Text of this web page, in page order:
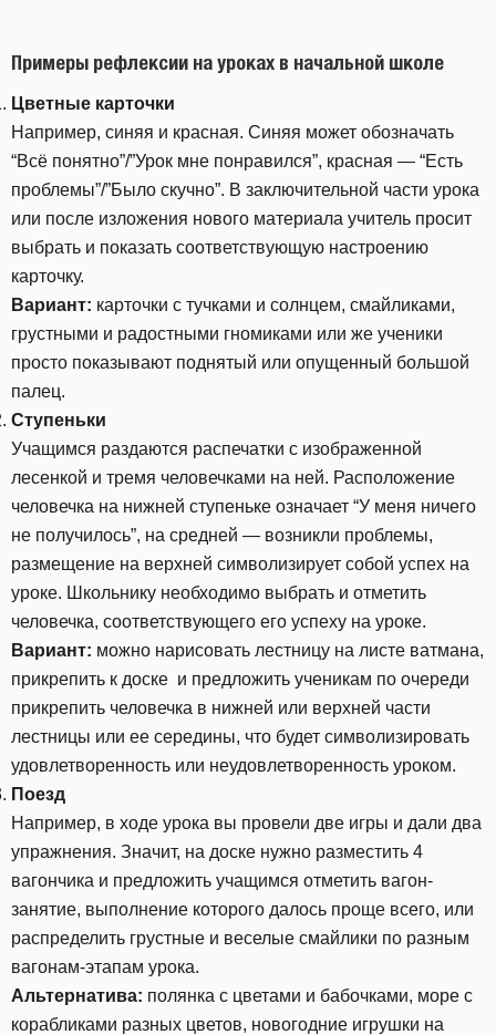
Примеры рефлексии на уроках в начальной школе
Цветные карточки
Например, синяя и красная. Синяя может обозначать
“Всё понятно”/”Урок мне понравился”, красная — “Есть
проблемы”/”Было скучно”. В заключительной части урока
или после изложения нового материала учитель просит
выбрать и показать соответствующую настроению
карточку.
Вариант: карточки с тучками и солнцем, смайликами,
грустными и радостными гномиками или же ученики
просто показывают поднятый или опущенный большой
палец.
Ступеньки
Учащимся раздаются распечатки с изображенной
лесенкой и тремя человечками на ней. Расположение
человечка на нижней ступеньке означает “У меня ничего
не получилось”, на средней — возникли проблемы,
размещение на верхней символизирует собой успех на
уроке. Школьнику необходимо выбрать и отметить
человечка, соответствующего его успеху на уроке.
Вариант: можно нарисовать лестницу на листе ватмана,
прикрепить к доске и предложить ученикам по очереди
прикрепить человечка в нижней или верхней части
лестницы или ее середины, что будет символизировать
удовлетворенность или неудовлетворенность уроком.
Поезд
Например, в ходе урока вы провели две игры и дали два
упражнения. Значит, на доске нужно разместить 4
вагончика и предложить учащимся отметить вагон-
занятие, выполнение которого далось проще всего, или
распределить грустные и веселые смайлики по разным
вагонам-этапам урока.
Альтернатива: полянка с цветами и бабочками, море с
корабликами разных цветов, новогодние игрушки на